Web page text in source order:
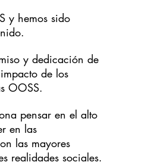
y hemos sido
y dedicación de
de los
OOSS.
pensar en el alto
en las
las mayores
realidades sociales.